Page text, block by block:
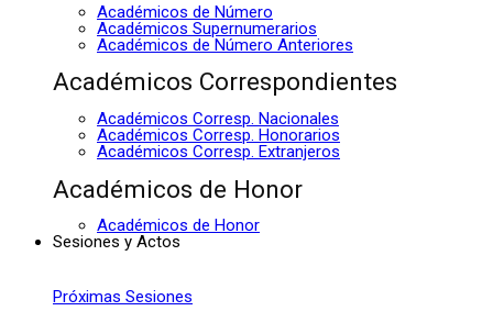
Académicos de Número
Académicos Supernumerarios
Académicos de Número Anteriores
Académicos Correspondientes
Académicos Corresp. Nacionales
Académicos Corresp. Honorarios
Académicos Corresp. Extranjeros
Académicos de Honor
Académicos de Honor
Sesiones y Actos
Próximas Sesiones